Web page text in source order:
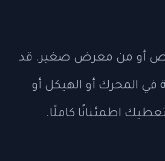
أو من معرض صغير. قد
في المحرك أو الهيكل أو
اطمئنانًا كاملًا.